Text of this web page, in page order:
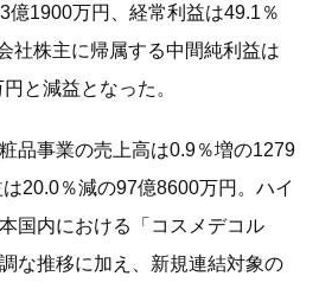
億1900万円、経常利益は49.1％
社株主に帰属する中間純利益は
と減益となった。
品事業の売上高は0.9％増の1279
20.0％減の97億8600万円。ハイ
国内における「コスメデコル
な推移に加え、新規連結対象の